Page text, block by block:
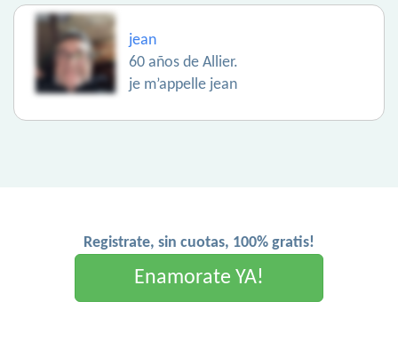
jean
60 años de Allier.
je m’appelle jean
Registrate, sin cuotas, 100% gratis!
Enamorate YA!